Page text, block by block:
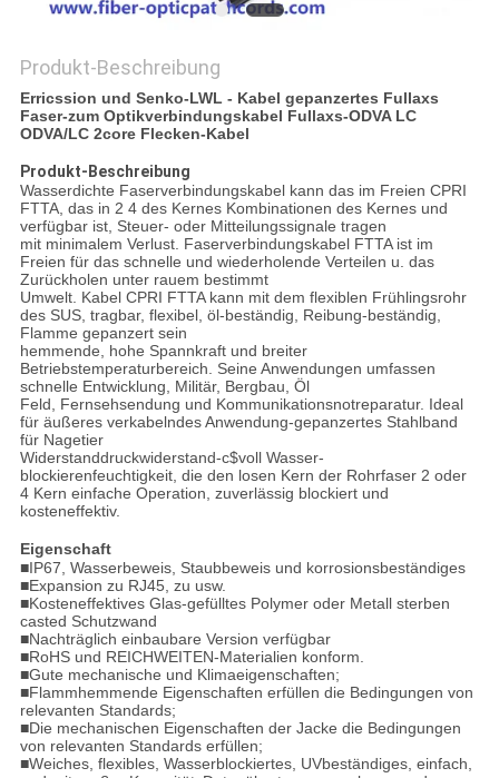
Produkt-Beschreibung
Erricssion und Senko-LWL - Kabel gepanzertes Fullaxs
Faser-zum Optikverbindungskabel Fullaxs-ODVA LC
ODVA/LC 2core Flecken-Kabel
Produkt-Beschreibung
Wasserdichte Faserverbindungskabel kann das im Freien CPRI
FTTA, das in 2 4 des Kernes Kombinationen des Kernes und
verfügbar ist, Steuer- oder Mitteilungssignale tragen
mit minimalem Verlust. Faserverbindungskabel FTTA ist im
Freien für das schnelle und wiederholende Verteilen u. das
Zurückholen unter rauem bestimmt
Umwelt. Kabel CPRI FTTA kann mit dem flexiblen Frühlingsrohr
des SUS, tragbar, flexibel, öl-beständig, Reibung-beständig,
Flamme gepanzert sein
hemmende, hohe Spannkraft und breiter
Betriebstemperaturbereich. Seine Anwendungen umfassen
schnelle Entwicklung, Militär, Bergbau, Öl
Feld, Fernsehsendung und Kommunikationsnotreparatur. Ideal
für äußeres verkabelndes Anwendung-gepanzertes Stahlband
für Nagetier
Widerstanddruckwiderstand-c$voll Wasser-
blockierenfeuchtigkeit, die den losen Kern der Rohrfaser 2 oder
4 Kern einfache Operation, zuverlässig blockiert und
kosteneffektiv.
Eigenschaft
■IP67, Wasserbeweis, Staubbeweis und korrosionsbeständiges
■Expansion zu RJ45, zu usw.
■Kosteneffektives Glas-gefülltes Polymer oder Metall sterben
casted Schutzwand
■Nachträglich einbaubare Version verfügbar
■RoHS und REICHWEITEN-Materialien konform.
■Gute mechanische und Klimaeigenschaften;
■Flammhemmende Eigenschaften erfüllen die Bedingungen von
relevanten Standards;
■Die mechanischen Eigenschaften der Jacke die Bedingungen
von relevanten Standards erfüllen;
■Weiches, flexibles, Wasserblockiertes, UVbeständiges, einfach,